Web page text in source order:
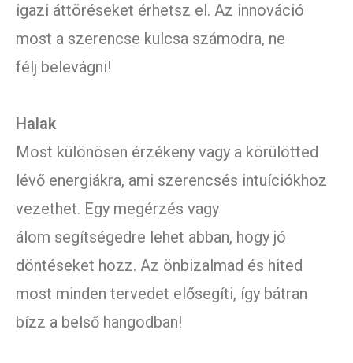
igazi áttöréseket érhetsz el. Az innováció
most a szerencse kulcsa számodra, ne
félj belevágni!
Halak
Most különösen érzékeny vagy a körülötted
lévő energiákra, ami szerencsés intuíciókhoz
vezethet. Egy megérzés vagy
álom segítségedre lehet abban, hogy jó
döntéseket hozz. Az önbizalmad és hited
most minden tervedet elősegíti, így bátran
bízz a belső hangodban!